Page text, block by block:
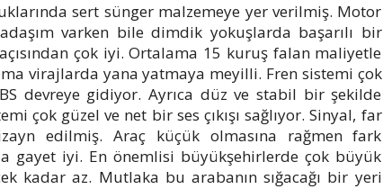
sert sünger malzemeye yer verilmiş. Motor
varken bile dimdik yokuşlarda başarılı bir
çok iyi. Ortalama 15 kuruş falan maliyetle
virajlarda yana yatmaya meyilli. Fren sistemi çok
devreye gidiyor. Ayrıca düz ve stabil bir şekilde
çok güzel ve net bir ses çıkışı sağlıyor. Sinyal, far
edilmiş. Araç küçük olmasına rağmen fark
gayet iyi. En önemlisi büyükşehirlerde çok büyük
kadar az. Mutlaka bu arabanın sığacağı bir yeri